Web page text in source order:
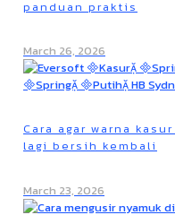
panduan praktis
March 26, 2026
Cara agar warna
lagi bersih kembali
March 23, 2026